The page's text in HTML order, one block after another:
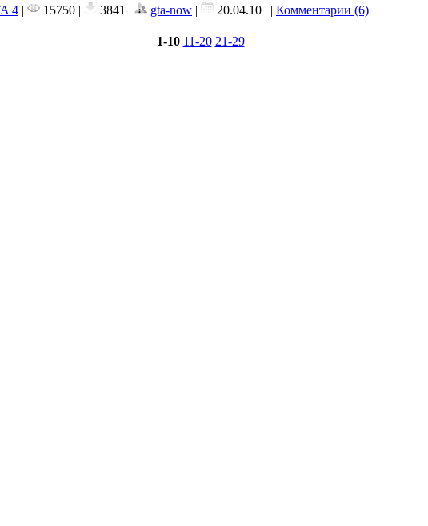
4 | 15750 | 3841 | gta-now | 20.04.10 | | Комментарии (6)
1-10 11-20 21-29